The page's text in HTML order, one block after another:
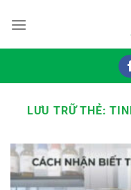
đến
LƯU TRỮ THẺ: